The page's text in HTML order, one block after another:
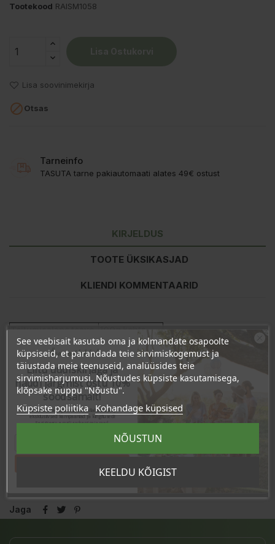
Tootekood RAISM1058
Lisa soovinimekirja
Otsas
Tarneinfo
TASUTA tarne pakiautomaati alates 49€ ostust
KIRJELDUS
TOOTE ÜKSIKASJAD
KLIENDI KOMMENTAARID
Energiasisaldus
1660kJ/396kcal
Rasvad
13g
- millest küllastunud 0g
Süsivesikud
23g
- millest suhkrud
0g
Kiudained
22g
Valgud
35,2g
Jaga
See veebisait kasutab oma ja kolmandate osapoolte
küpsiseid, et parandada teie sirvimiskogemust ja
täiustada meie teenuseid, analüüsides teie
sirvimisharjumusi. Nõustudes küpsiste kasutamisega,
klõpsake nuppu "Nõustu".
Küpsiste poliitika Kohandage küpsised
KEELDU KÕIGIST
NÕUSTUN
Ära veel lahku!
Liitu uudiskirjaga ja
naudi järgmist ostu 10%
soodsamalt!
Sind ootavad spetsiaalsed allahindlused,
eksklusiivsed kampaaniad ja kingitused!
Registreeru e-maili aadressiga ja saad